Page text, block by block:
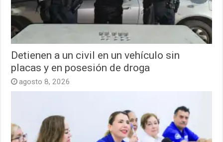
Detienen a un civil en un vehículo sin
placas y en posesión de droga
agosto 8, 2026